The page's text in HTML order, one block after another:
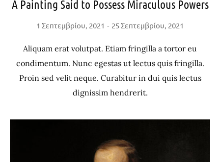
A Painting Said to Possess Miraculous Powers
1 Σεπτεμβρίου, 2021 25 Σεπτεμβρίου, 2021
Aliquam erat volutpat. Etiam fringilla a tortor eu
condimentum. Nunc egestas ut lectus quis fringilla.
Proin sed velit neque. Curabitur in dui quis lectus
dignissim hendrerit.